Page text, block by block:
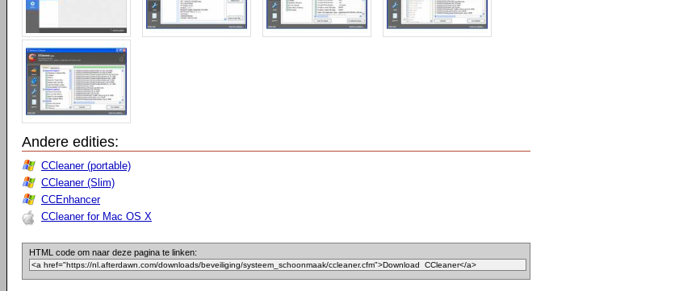
Andere edities:
CCleaner (portable)
CCleaner (Slim)
CCEnhancer
CCleaner for Mac OS X
HTML code om naar deze pagina te linken: